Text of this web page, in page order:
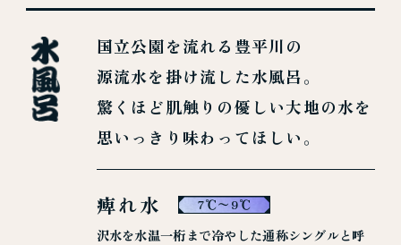
国立公園を流れる豊平川の
源流水を掛け流した水風呂。
驚くほど肌触りの優しい大地の水を
思いっきり味わってほしい。
痺れ水 7℃〜9℃
沢水を水温一桁まで冷やした通称シングルと呼